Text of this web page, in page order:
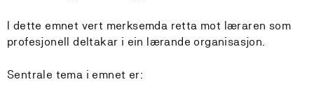
I dette emnet vert merksemda retta mot læraren som
profesjonell deltakar i ein lærande organisasjon.
Sentrale tema i emnet er: